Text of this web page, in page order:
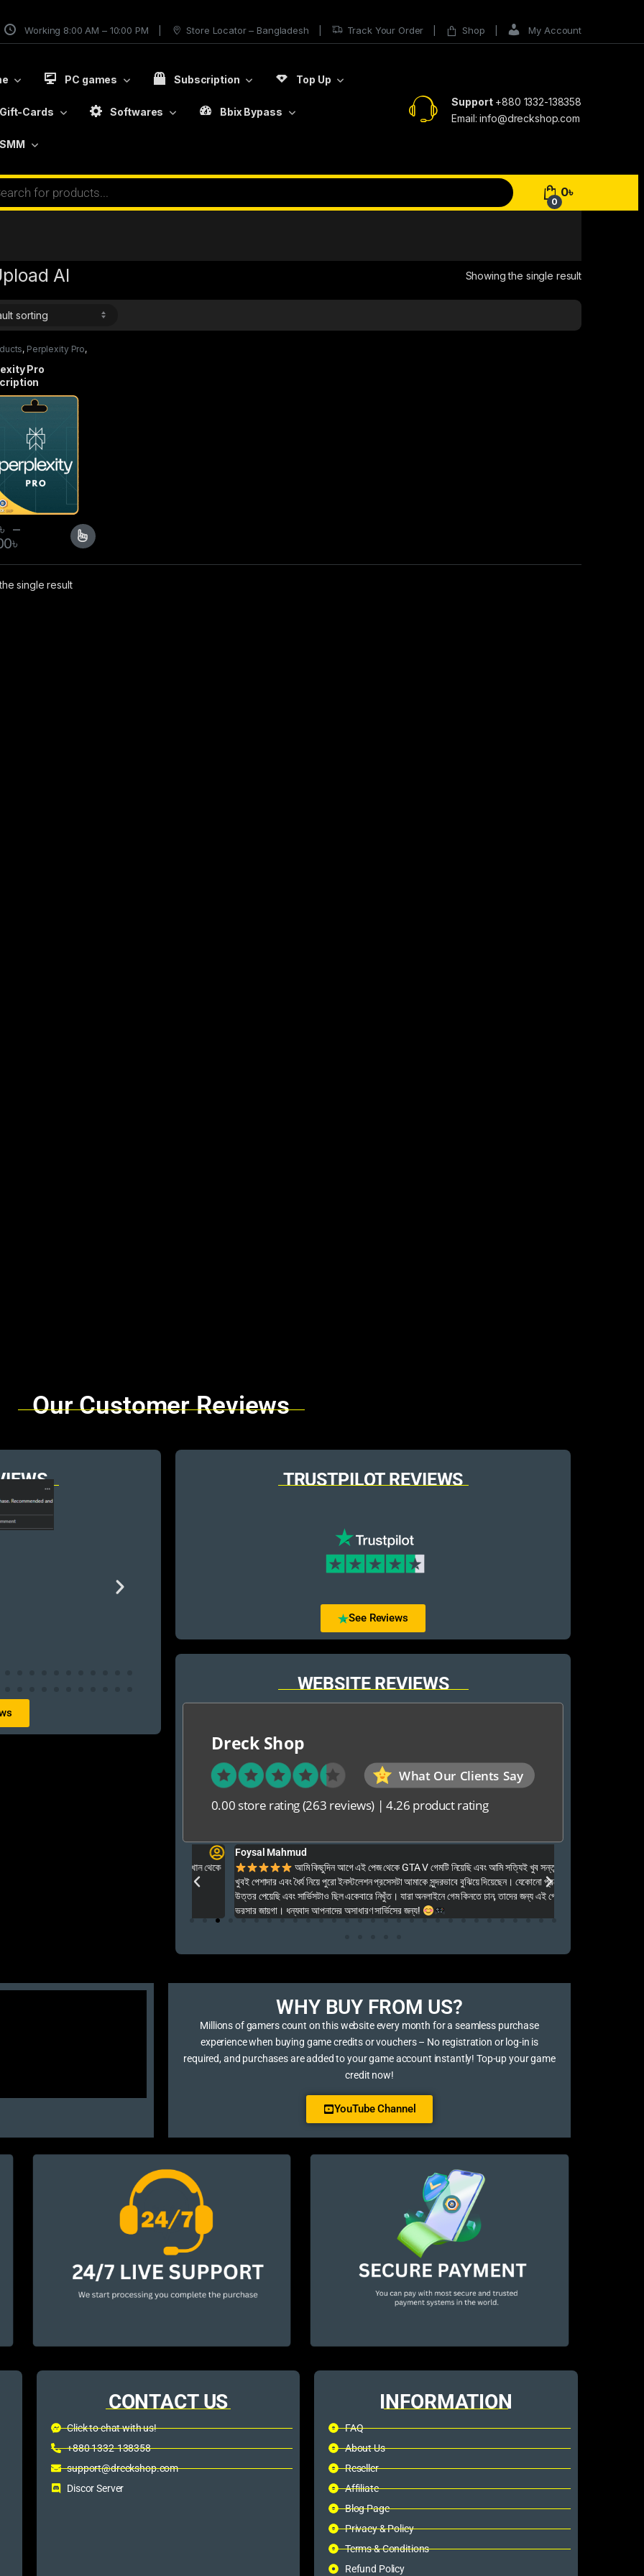
Working 8:00 AM – 10:00 PM Store Locator – Bangladesh Track Your Order Shop My Account
PC games Subscription Top Up
Gift-Cards Softwares Bbix Bypass
SMM
Support+880 1332-138358
Email: info@dreckshop.com
0
0৳
AI Showing the single result
, Perplexity Pro,
Pro
৳ –
৳
single result
Our Customer Reviews
TRUSTPILOT REVIEWS
See Reviews
WEBSITE REVIEWS
Dreck Shop
What Our Clients Say
0.00 store rating(263 reviews) |4.26 product rating
Foysal Mahmud
আমি কিছুদিন আগে এই পেজ থেকে GTA V গেমটি নিয়েছি এবং আমি সত্যিই খুব সন্তুষ্ট। ওনারা
খুবই পেশাদার এবং ধৈর্য নিয়ে পুরো ইনস্টলেশন প্রসেসটা আমাকে সুন্দরভাবে বুঝিয়ে দিয়েছেন। যেকোনো প্রশ্নের দ্রুত
উত্তর পেয়েছি এবং সার্ভিসটাও ছিল একেবারে নিখুঁত। যারা অনলাইনে গেম কিনতে চান, তাদের জন্য এই পেজটি সত্যিই
ভরসার জায়গা। ধন্যবাদ আপনাদের অসাধারণ সার্ভিসের জন্য!
WHY BUY FROM US?​
Millions of gamers count on this website every month for a seamless purchase
experience when buying game credits or vouchers – No registration or log-in is
required, and purchases are added to your game account instantly! Top-up your game
credit now!
YouTube Channel
CONTACT US
Click to chat with us!
+880 1332-138358
support@dreckshop.com
Discor Server
INFORMATION
FAQ
About Us
Reseller
Affiliate
Blog Page
Privacy & Policy
Terms & Conditions
Refund Policy